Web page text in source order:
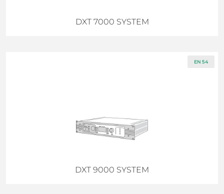
DXT 7000 SYSTEM
EN 54
DXT 9000 SYSTEM